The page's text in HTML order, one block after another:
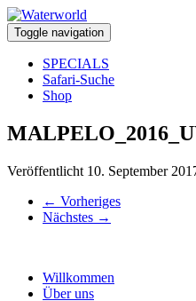
Toggle navigation
SPECIALS
Safari-Suche
Shop
Veröffentlicht 10. September
← Vorheriges
Nächstes →
Willkommen
Über uns